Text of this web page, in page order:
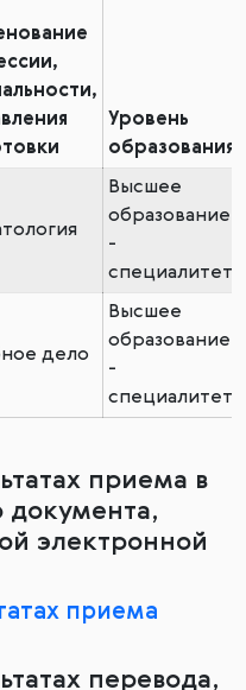
Уровень
образования
Высшее
образование
-
специалитет
дело
Высшее
образование
-
специалитет
приема в
документа,
электронной
приема
перевода,